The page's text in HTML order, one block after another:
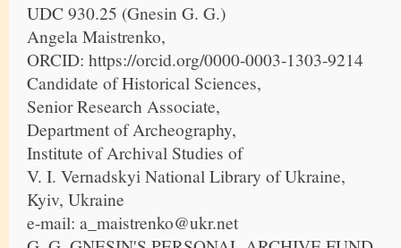
UDC 930.25 (Gnesin G. G.)
Angela Maistrenko,
ORCID: https://orcid.org/0000-0003-1303-9214
Candidate of Historical Sciences,
Senior Research Associate,
Department of Archeography,
Institute of Archival Studies of
V. I. Vernadskyі National Library of Ukraine,
Kyiv, Ukraine
e-mail: a_maistrenko@ukr.net